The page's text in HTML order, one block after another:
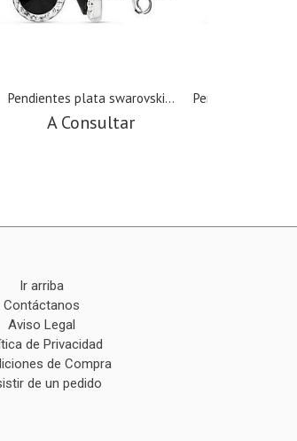
Pendientes plata swarovski...
A Consultar
Pendientes plata
Ir arriba
Contáctanos
Aviso Legal
de Privacidad
de Compra
de un pedido